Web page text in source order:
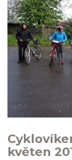
květen